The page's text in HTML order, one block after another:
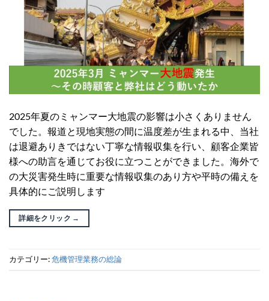
2025年夏のミャンマー大地震の影響は小さくありません
でした。報道と現地実態の間に温度差が生まれる中、当社
は退避ありきではない丁寧な情報収集を行い、顧客企業皆
様への助言を通じてお役に立つことができました。海外で
の大災害発生時に重要な情報収集のあり方や平時の備えを
具体的にご説明します
詳細をクリック →
カテゴリー:危機管理業務の総論